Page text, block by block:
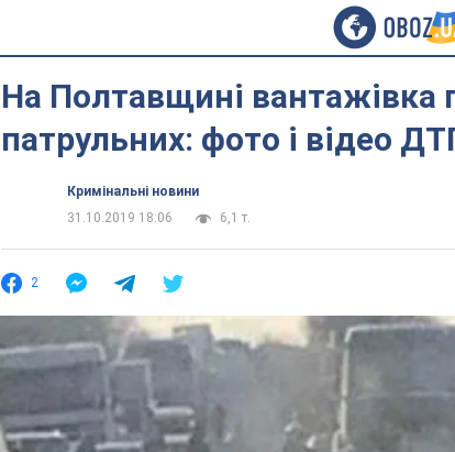
На Полтавщині вантажівка
патрульних: фото і відео
Кримінальні новини
31.10.2019 18:06
6,1 т.
2